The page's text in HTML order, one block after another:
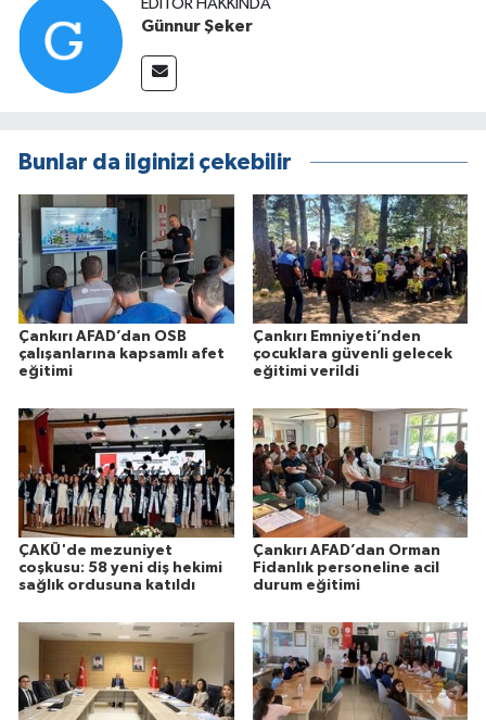
EDITÖR HAKKINDA
Günnur Şeker
Bunlar da ilginizi çekebilir
Çankırı AFAD’dan OSB
çalışanlarına kapsamlı afet
eğitimi
Çankırı Emniyeti’nden
çocuklara güvenli gelecek
eğitimi verildi
ÇAKÜ'de mezuniyet
coşkusu: 58 yeni diş hekimi
sağlık ordusuna katıldı
Çankırı AFAD’dan Orman
Fidanlık personeline acil
durum eğitimi